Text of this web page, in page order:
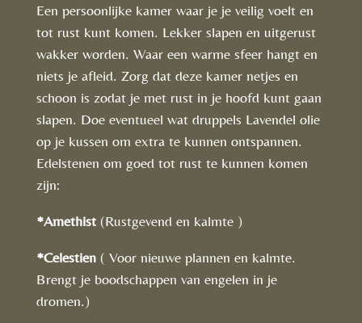
Een persoonlijke kamer waar je je veilig voelt en
tot rust kunt komen. Lekker slapen en uitgerust
wakker worden. Waar een warme sfeer hangt en
niets je afleid. Zorg dat deze kamer netjes en
schoon is zodat je met rust in je hoofd kunt gaan
slapen. Doe eventueel wat druppels Lavendel olie
op je kussen om extra te kunnen ontspannen.
Edelstenen om goed tot rust te kunnen komen
zijn:
*Amethist(Rustgevend en kalmte )
*Celestien( Voor nieuwe plannen en kalmte.
Brengt je boodschappen van engelen in je
dromen.)